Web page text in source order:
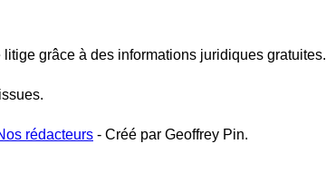
grâce à des informations juridiques gratuites.
rédacteurs - Créé par Geoffrey Pin.